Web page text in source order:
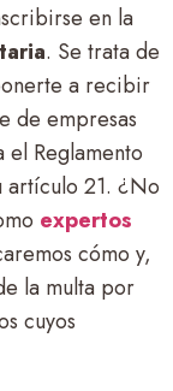
en la
. Se trata de
a recibir
de empresas
Reglamento
artículo 21. ¿No
expertos
cómo y,
la multa por
cuyos